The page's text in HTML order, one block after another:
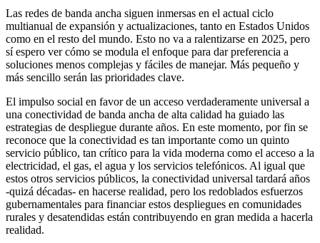
Las redes de banda ancha siguen inmersas en el actual ciclo
multianual de expansión y actualizaciones, tanto en Estados Unidos
como en el resto del mundo. Esto no va a ralentizarse en 2025, pero
sí espero ver cómo se modula el enfoque para dar preferencia a
soluciones menos complejas y fáciles de manejar. Más pequeño y
más sencillo serán las prioridades clave.
El impulso social en favor de un acceso verdaderamente universal a
una conectividad de banda ancha de alta calidad ha guiado las
estrategias de despliegue durante años. En este momento, por fin se
reconoce que la conectividad es tan importante como un quinto
servicio público, tan crítico para la vida moderna como el acceso a la
electricidad, el gas, el agua y los servicios telefónicos. Al igual que
estos otros servicios públicos, la conectividad universal tardará años
-quizá décadas- en hacerse realidad, pero los redoblados esfuerzos
gubernamentales para financiar estos despliegues en comunidades
rurales y desatendidas están contribuyendo en gran medida a hacerla
realidad.